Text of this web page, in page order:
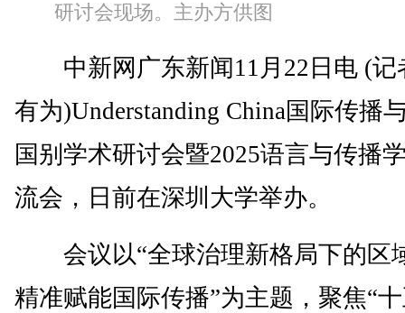
研讨会现场。主办方供图
中新网广东新闻11月22日电 (记
有为)Understanding China国际传播
国别学术研讨会暨2025语言与传播
流会，日前在深圳大学举办。
会议以“全球治理新格局下的区
精准赋能国际传播”为主题，聚焦“